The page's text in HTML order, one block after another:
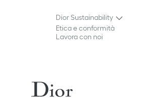
Dior Sustainability
Etica e conformità
Lavora con noi